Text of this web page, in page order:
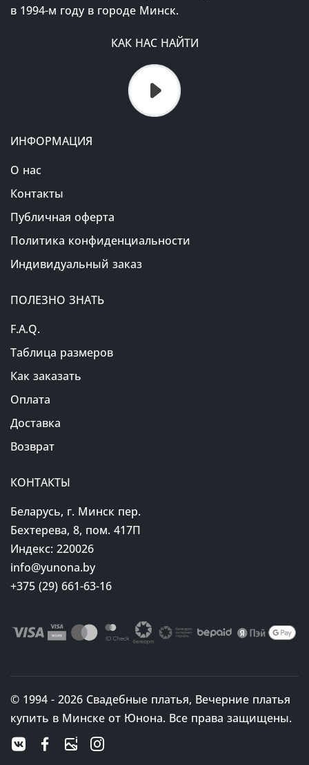
в 1994-м году в городе Минск.
КАК НАС НАЙТИ
ИНФОРМАЦИЯ
О нас
Контакты
Публичная оферта
Политика конфиденциальности
Индивидуальный заказ
ПОЛЕЗНО ЗНАТЬ
F.A.Q.
Таблица размеров
Как заказать
Оплата
Доставка
Возврат
КОНТАКТЫ
Беларусь, г. Минск пер.
Бехтерева, 8, пом. 417П
Индекс: 220026
info@yunona.by
+375 (29) 661-63-16
© 1994 - 2026 Свадебные платья, Вечерние платья
купить в Минске от Юнона. Все права защищены.